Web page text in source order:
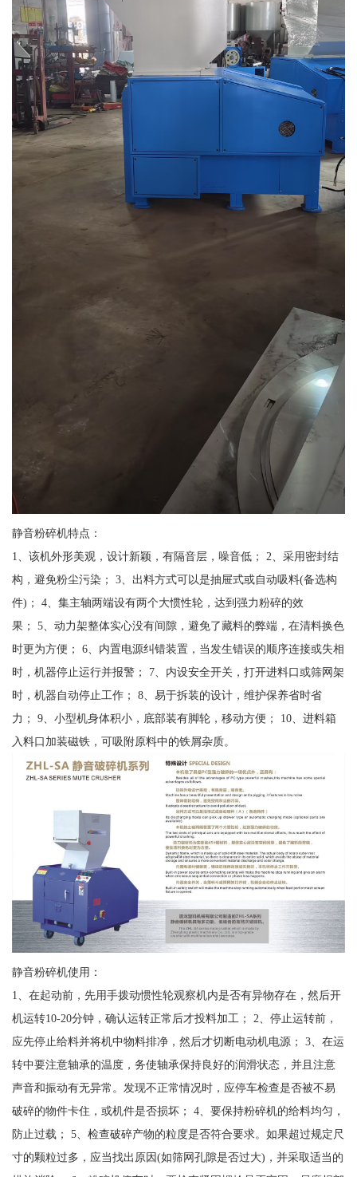
静音粉碎机特点：
1、该机外形美观，设计新颖，有隔音层，噪音低； 2、采用密封结
构，避免粉尘污染； 3、出料方式可以是抽屉式或自动吸料(备选构
件)； 4、集主轴两端设有两个大惯性轮，达到强力粉碎的效
果； 5、动力架整体实心没有间隙，避免了藏料的弊端，在清料换色
时更为方便； 6、内置电源纠错装置，当发生错误的顺序连接或失相
时，机器停止运行并报警； 7、内设安全开关，打开进料口或筛网架
时，机器自动停止工作； 8、易于拆装的设计，维护保养省时省
力； 9、小型机身体积小，底部装有脚轮，移动方便； 10、进料箱
入料口加装磁铁，可吸附原料中的铁屑杂质。
静音粉碎机使用：
1、在起动前，先用手拨动惯性轮观察机内是否有异物存在，然后开
机运转10-20分钟，确认运转正常后才投料加工； 2、停止运转前，
应先停止给料并将机中物料排净，然后才切断电动机电源； 3、在运
转中要注意轴承的温度，务使轴承保持良好的润滑状态，并且注意
声音和振动有无异常。发现不正常情况时，应停车检查是否被不易
破碎的物件卡住，或机件是否损坏； 4、要保持粉碎机的给料均匀，
防止过载； 5、检查破碎产物的粒度是否符合要求。如果超过规定尺
寸的颗粒过多，应当找出原因(如筛网孔隙是否过大)，并采取适当的